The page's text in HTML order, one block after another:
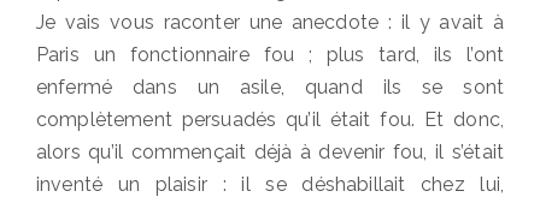
Je vais vous raconter une anecdote : il y avait à
Paris un fonctionnaire fou ; plus tard, ils l’ont
enfermé dans un asile, quand ils se sont
complètement persuadés qu’il était fou. Et donc,
alors qu’il commençait déjà à devenir fou, il s’était
inventé un plaisir : il se déshabillait chez lui,